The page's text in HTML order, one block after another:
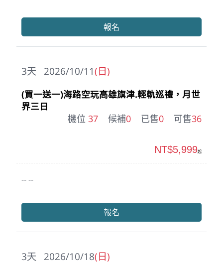
報名
2026/10/11(日)
3天
(買一送一)海路空玩高雄旗津.輕軌巡禮，月世
界三日
機位 37 候補0 已售0 可售36
-- --
NT$5,999起
報名
2026/10/18(日)
3天